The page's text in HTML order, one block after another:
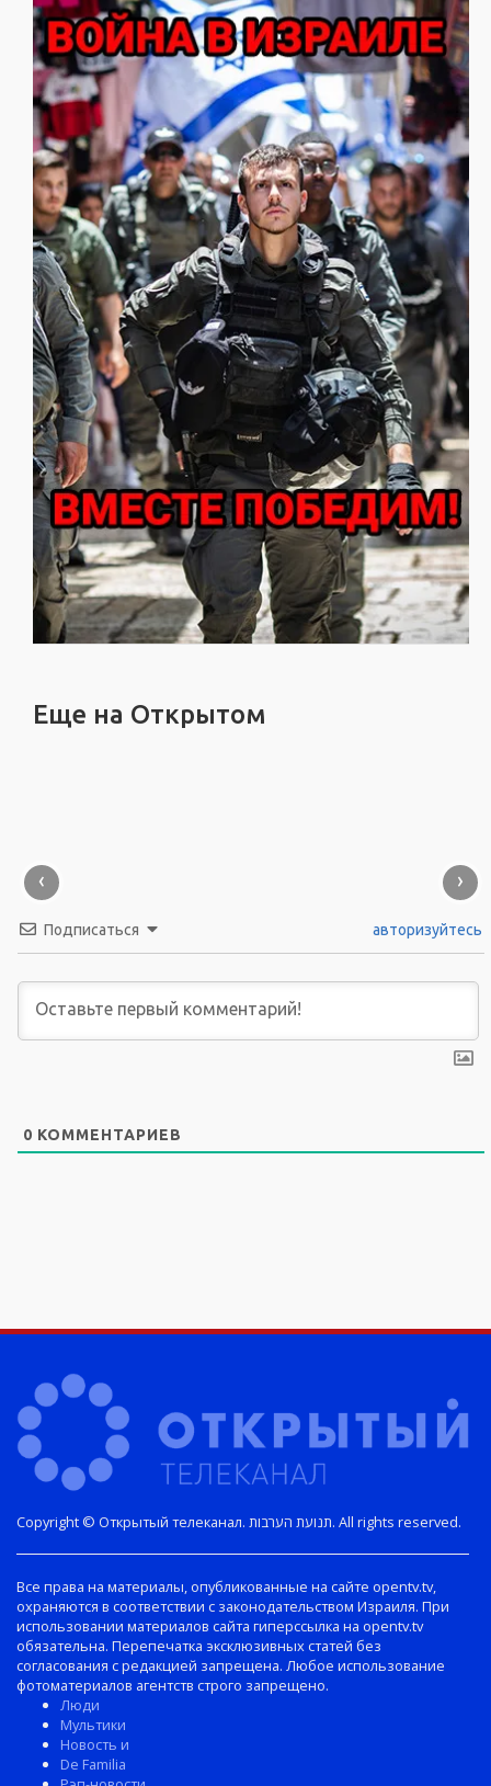
Еще на Открытом
‹ ›
Подписаться авторизуйтесь
0 КОММЕНТАРИЕВ
Copyright © Открытый телеканал. תנועת הערבות. All rights reserved.
Все права на материалы, опубликованные на сайте opentv.tv,
охраняются в соответствии с законодательством Израиля. При
использовании материалов сайта гиперссылка на opentv.tv
обязательна. Перепечатка эксклюзивных статей без
согласования с редакцией запрещена. Любое использование
фотоматериалов агентств строго запрещено.
Люди
Мультики
Новость и
De Familia